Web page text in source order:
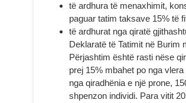
të ardhura të menaxhimit,
paguar tatim taksave 15% të
të ardhurat nga qiratë
Deklaratë të Tatimit në Burim
Përjashtim është rasti nëse
prej 15% mbahet po nga
nga qiradhënia e një prone,
shpenzon individi. Para vitit